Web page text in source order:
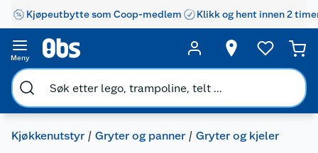
Kjøpeutbytte som Coop-medlem Klikk og hent innen 2
Meny
Kjøkkenutstyr Gryter og panner Gryter og kjeler